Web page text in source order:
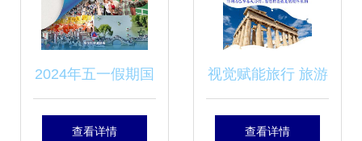
2024年五一假期国
内旅游市场观察
查看详情
视觉赋能旅行 旅游
产品平面设计的核
查看详情